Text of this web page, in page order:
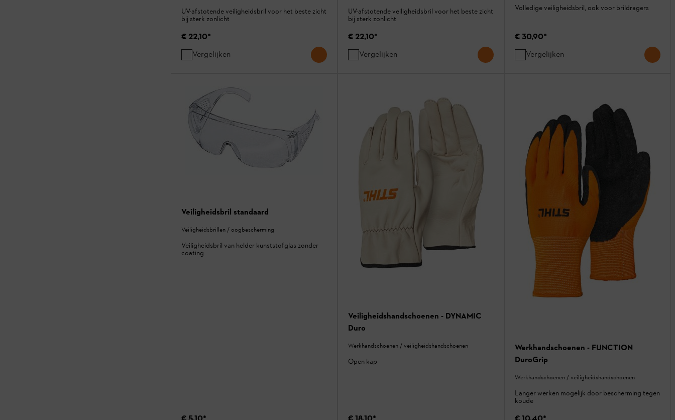
UV-afstotende veiligheidsbril voor het beste zicht
bij sterk zonlicht
€ 22,10*
Vergelijken
UV-afstotende veiligheidsbril voor het beste zicht
bij sterk zonlicht
€ 22,10*
Vergelijken
Volledige veiligheidsbril, ook voor brildragers
€ 30,90*
Vergelijken
Veiligheidsbril standaard
Veiligheidsbrillen / oogbescherming
Veiligheidsbril van helder kunststofglas zonder
coating
€ 5,10*
Veiligheidshandschoenen - DYNAMIC
Duro
Werkhandschoenen / veiligheidshandschoenen
Open kap
€ 18,10*
Werkhandschoenen - FUNCTION
DuroGrip
Werkhandschoenen / veiligheidshandschoenen
Langer werken mogelijk door bescherming tegen
koude
€ 10,40*